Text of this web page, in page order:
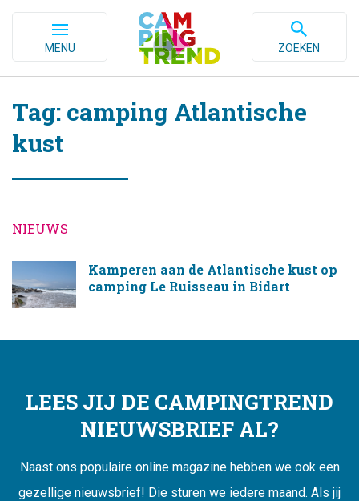
MENU ZOEKEN
Tag: camping Atlantische
kust
NIEUWS
Kamperen aan de Atlantische kust op
camping Le Ruisseau in Bidart
LEES JIJ DE CAMPINGTREND
NIEUWSBRIEF AL?
Naast ons populaire online magazine hebben we ook een
gezellige nieuwsbrief! Die sturen we iedere maand. Als jij